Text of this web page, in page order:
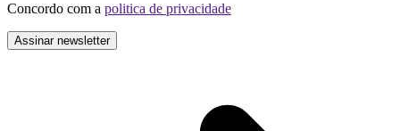
Concordo com a politica de privacidade